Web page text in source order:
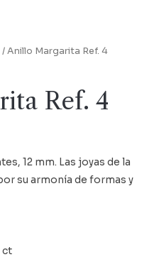
/ Anillo Margarita Ref. 4
Ref. 4
12 mm. Las joyas de la
su armonía de formas y
ct